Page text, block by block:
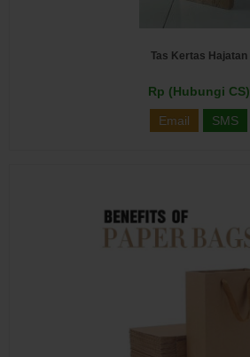
Tas Kertas Hajatan
Rp (Hubungi CS)
Email SMS